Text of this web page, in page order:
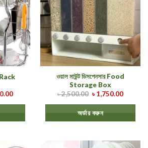
ওয়াল মাউন্ট ডিসপেনসার Food
Storage Box
৳2,500.00 ৳1,750.00
অর্ডার করুন